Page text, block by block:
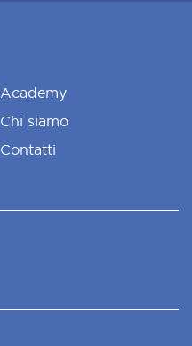
Academy
Chi siamo
Contatti